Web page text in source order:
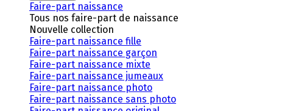
Faire-part naissance
Tous nos faire-part de naissance
Nouvelle collection
Faire-part naissance fille
Faire-part naissance garçon
Faire-part naissance mixte
Faire-part naissance jumeaux
Faire-part naissance photo
Faire-part naissance sans photo